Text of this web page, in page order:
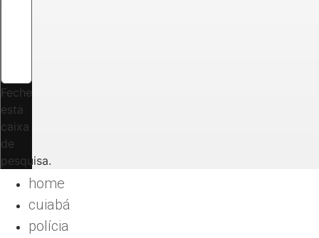
Feche
esta
caixa
de
pesquisa.
home
cuiabá
polícia